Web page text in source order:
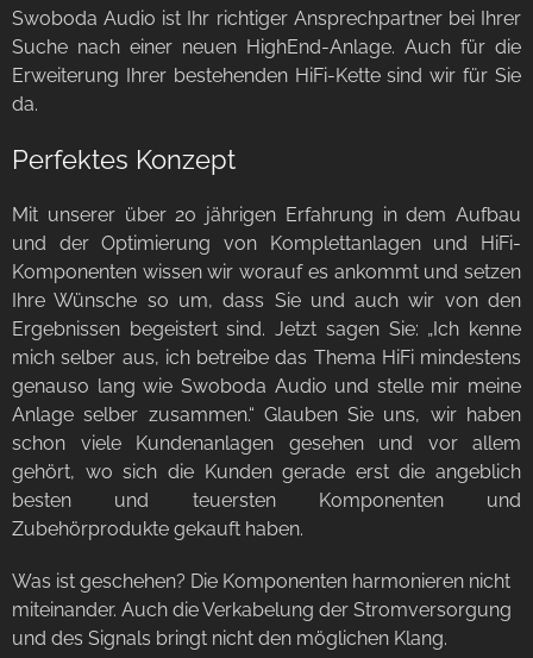
Swoboda Audio ist Ihr richtiger Ansprechpartner bei Ihrer
Suche nach einer neuen HighEnd-Anlage. Auch für die
Erweiterung Ihrer bestehenden HiFi-Kette sind wir für Sie
da.
Perfektes Konzept
Mit unserer über 20 jährigen Erfahrung in dem Aufbau
und der Optimierung von Komplettanlagen und HiFi-
Komponenten wissen wir worauf es ankommt und setzen
Ihre Wünsche so um, dass Sie und auch wir von den
Ergebnissen begeistert sind. Jetzt sagen Sie: „Ich kenne
mich selber aus, ich betreibe das Thema HiFi mindestens
genauso lang wie Swoboda Audio und stelle mir meine
Anlage selber zusammen.“ Glauben Sie uns, wir haben
schon viele Kundenanlagen gesehen und vor allem
gehört, wo sich die Kunden gerade erst die angeblich
besten und teuersten Komponenten und
Zubehörprodukte gekauft haben.
Was ist geschehen? Die Komponenten harmonieren nicht
miteinander. Auch die Verkabelung der Stromversorgung
und des Signals bringt nicht den möglichen Klang.